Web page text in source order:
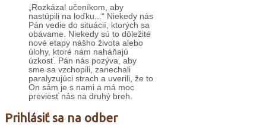
„Rozkázal učeníkom, aby
nastúpili na loďku...“ Niekedy nás
Pán vedie do situácií, ktorých sa
obávame. Niekedy sú to dôležité
nové etapy nášho života alebo
úlohy, ktoré nám naháňajú
úzkosť. Pán nás pozýva, aby
sme sa vzchopili, zanechali
paralyzujúci strach a uverili, že to
On sám je s nami a má moc
previesť nás na druhý breh.
Prihlásiť sa na odber